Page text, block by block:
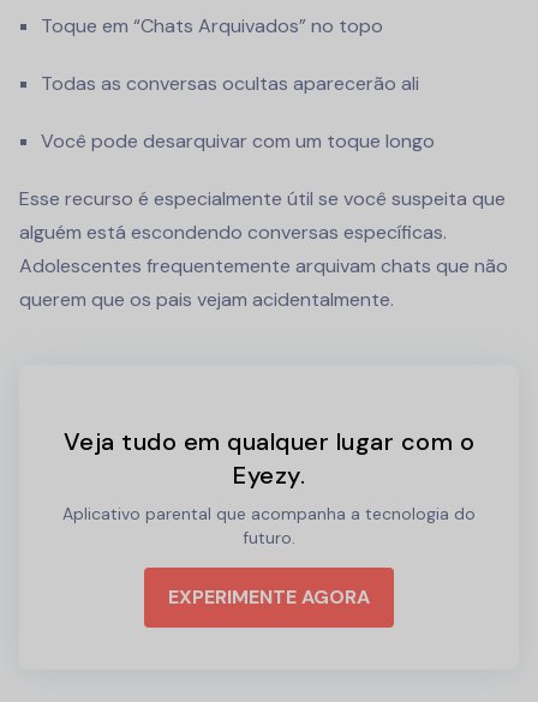
Toque em “Chats Arquivados” no topo
Todas as conversas ocultas aparecerão ali
Você pode desarquivar com um toque longo
Esse recurso é especialmente útil se você suspeita que
alguém está escondendo conversas específicas.
Adolescentes frequentemente arquivam chats que não
querem que os pais vejam acidentalmente.
Veja tudo em qualquer lugar com o
Eyezy.
Aplicativo parental que acompanha a tecnologia do
futuro.
EXPERIMENTE AGORA